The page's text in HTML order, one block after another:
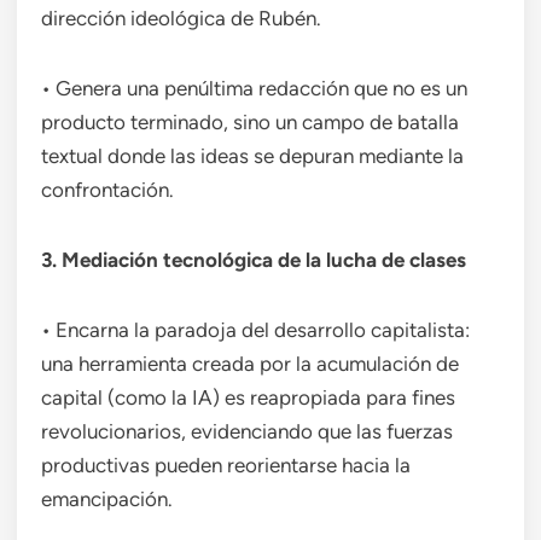
dirección ideológica de Rubén.
• Genera una penúltima redacción que no es un
producto terminado, sino un campo de batalla
textual donde las ideas se depuran mediante la
confrontación.
3. Mediación tecnológica de la lucha de clases
• Encarna la paradoja del desarrollo capitalista:
una herramienta creada por la acumulación de
capital (como la IA) es reapropiada para fines
revolucionarios, evidenciando que las fuerzas
productivas pueden reorientarse hacia la
emancipación.